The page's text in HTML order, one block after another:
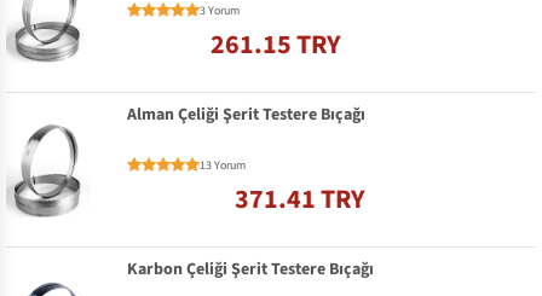
3 Yorum
261.15 TRY
Alman Çeliği Şerit Testere Bıçağı
13 Yorum
371.41 TRY
Karbon Çeliği Şerit Testere Bıçağı